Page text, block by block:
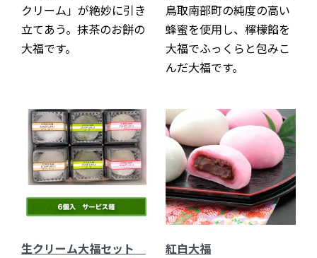
クリーム」が絶妙に引き
立てあう。抹茶のお餅の
大福です。
鳥取南部町の純度の高い
蜂蜜を使用し、檸檬餡を
大福でふっくらと包みこ
んだ大福です。
生クリーム大福セット
紅白大福